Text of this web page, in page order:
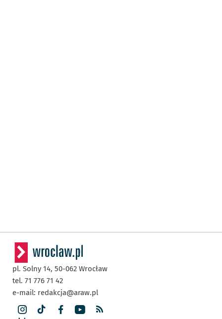
pl. Solny 14, 50-062 Wrocław
tel. 71 776 71 42
e-mail: redakcja@araw.pl